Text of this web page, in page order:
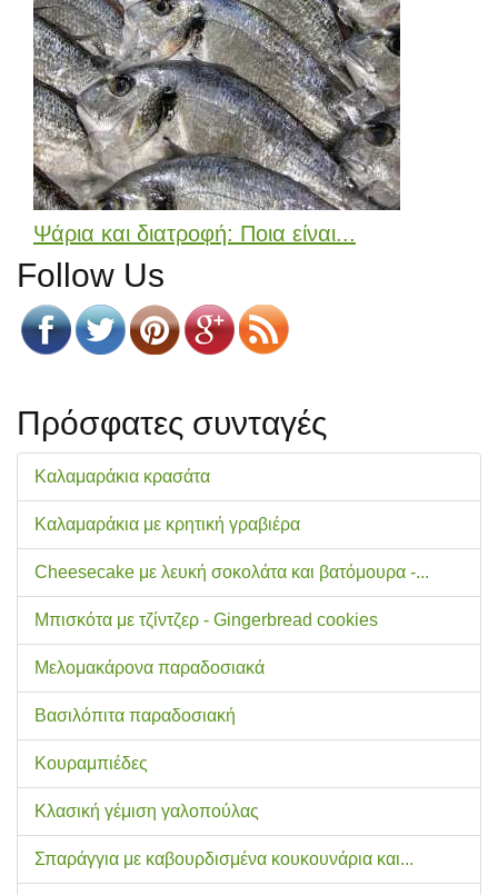
Ψάρια και διατροφή: Ποια είναι...
Follow Us
Πρόσφατες συνταγές
Καλαμαράκια κρασάτα
Καλαμαράκια με κρητική γραβιέρα
Cheesecake με λευκή σοκολάτα και βατόμουρα -...
Μπισκότα με τζίντζερ - Gingerbread cookies
Μελομακάρονα παραδοσιακά
Βασιλόπιτα παραδοσιακή
Κουραμπιέδες
Κλασική γέμιση γαλοπούλας
Σπαράγγια με καβουρδισμένα κουκουνάρια και...